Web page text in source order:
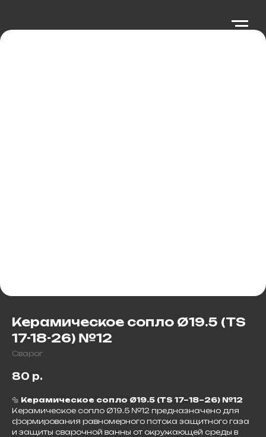
Керамическое cопло Ø19.5 (TS
17-18-26) №12
Сварог
80 р.
🔩 Керамическое сопло Ø19.5 (TS 17–18–26) №12
Керамическое сопло Ø19.5 №12 предназначено для
формирования равномерного потока защитного газа
и защиты сварочной ванны от окружающей среды в